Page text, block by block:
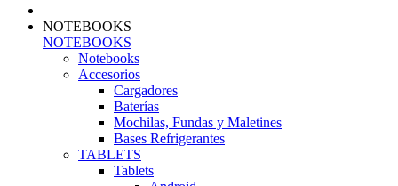
NOTEBOOKS
NOTEBOOKS
Notebooks
Accesorios
Cargadores
Baterías
Mochilas, Fundas y Maletines
Bases Refrigerantes
TABLETS
Tablets